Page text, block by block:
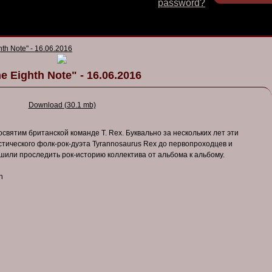
password?
Note" - 16.06.2016
Eighth Note" - 16.06.2016
Download (30.1 mb)
британской команде T. Rex. Буквально за нескольких лет эти
фолк-рок-дуэта Tyrannosaurus Rex до первопроходцев и
проследить рок-историю коллектива от альбома к альбому.